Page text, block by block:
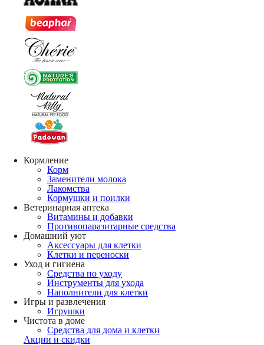
Кормление
Корм
Заменители молока
Лакомства
Кормушки и поилки
Ветеринарная аптека
Витамины и добавки
Противопаразитарные средства
Домашний уют
Аксессуары для клетки
Клетки и переноски
Уход и гигиена
Средства по уходу
Инструменты для ухода
Наполнители для клетки
Игры и развлечения
Игрушки
Чистота в доме
Средства для дома и клетки
Акции и скидки